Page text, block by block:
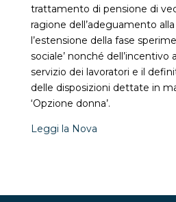
trattamento di pensione di
ragione dell’adeguamento
l’estensione della fase
sociale’ nonché
servizio dei lavoratori e il
delle disposizioni dettate in
‘Opzione donna’.
Leggi la Nova